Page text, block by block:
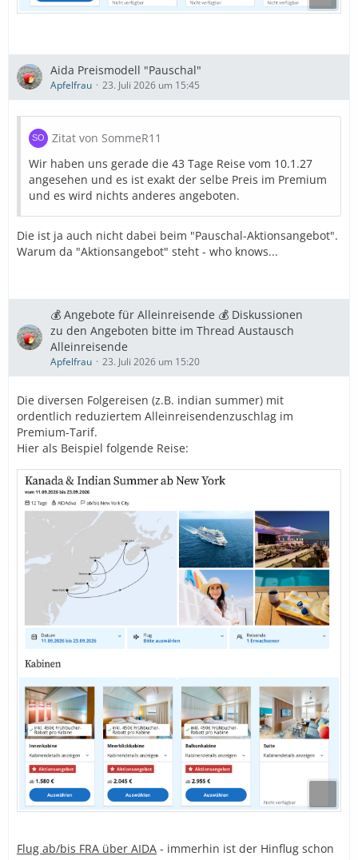
Aida Preismodell "Pauschal"
Apfelfrau 23. Juli 2026 um 15:45
Zitat von SommeR11
Wir haben uns gerade die 43 Tage Reise vom 10.1.27
angesehen und es ist exakt der selbe Preis im Premium
und es wird nichts anderes angeboten.
Die ist ja auch nicht dabei beim "Pauschal-Aktionsangebot".
Warum da "Aktionsangebot" steht - who knows...
💰 Angebote für Alleinreisende 💰 Diskussionen
zu den Angeboten bitte im Thread Austausch
Alleinreisende
Apfelfrau 23. Juli 2026 um 15:20
Die diversen Folgereisen (z.B. indian summer) mit
ordentlich reduziertem Alleinreisendenzuschlag im
Premium-Tarif.
Hier als Beispiel folgende Reise:
Flug ab/bis FRA über AIDA - immerhin ist der Hinflug schon